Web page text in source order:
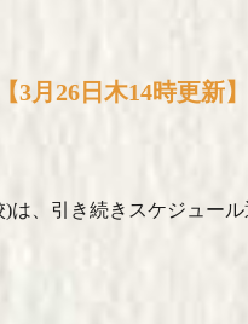
月26日木14時更新】
、引き続きスケジュー